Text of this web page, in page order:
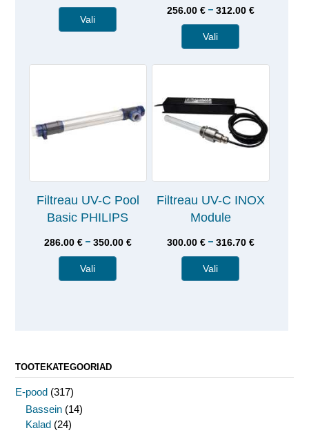
Vali
256.00 € – 312.00 €
Vali
Filtreau UV-C Pool
Basic PHILIPS
286.00 € – 350.00 €
Vali
Filtreau UV-C INOX
Module
300.00 € – 316.70 €
Vali
TOOTEKATEGOORIAD
E-pood (317)
Bassein (14)
Kalad (24)